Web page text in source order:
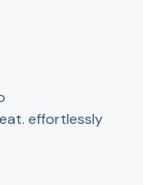
effortlessly